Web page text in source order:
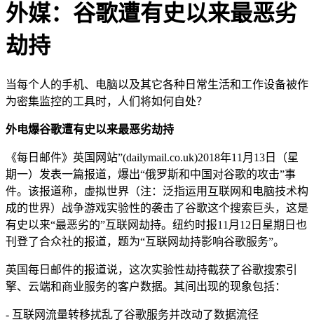
外媒：谷歌遭有史以来最恶劣
劫持
当每个人的手机、电脑以及其它各种日常生活和工作设备被作
为密集监控的工具时，人们将如何自处？
外电爆谷歌遭有史以来最恶劣劫持
《每日邮件》英国网站”(dailymail.co.uk)2018年11月13日（星
期一）发表一篇报道，爆出“俄罗斯和中国对谷歌的攻击”事
件。该报道称，虚拟世界（注：泛指运用互联网和电脑技术构
成的世界）战争游戏实验性的袭击了谷歌这个搜索巨头，这是
有史以来“最恶劣的”互联网劫持。纽约时报11月12日星期日也
刊登了合众社的报道，题为“互联网劫持影响谷歌服务”。
英国每日邮件的报道说，这次实验性劫持截获了谷歌搜索引
擎、云端和商业服务的客户数据。其间出现的现象包括：
- 互联网流量转移扰乱了谷歌服务并改动了数据流径